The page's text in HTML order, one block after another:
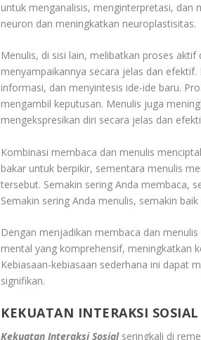
untuk menganalisis, menginterpretasi, dan
neuron dan meningkatkan neuroplastisitas.
Menulis, di sisi lain, melibatkan proses
menyampaikannya secara jelas dan
informasi, dan menyintesis ide-ide baru.
mengambil keputusan. Menulis juga
mengekspresikan diri secara jelas dan
Kombinasi membaca dan menulis
bakar untuk berpikir, sementara menulis
tersebut. Semakin sering Anda membaca,
Semakin sering Anda menulis, semakin
Dengan menjadikan membaca dan
mental yang komprehensif, meningkatkan
Kebiasaan-kebiasaan sederhana ini dapat
signifikan.
KEKUATAN INTERAKSI SOSIAL
Kekuatan Interaksi Sosialseringkali di